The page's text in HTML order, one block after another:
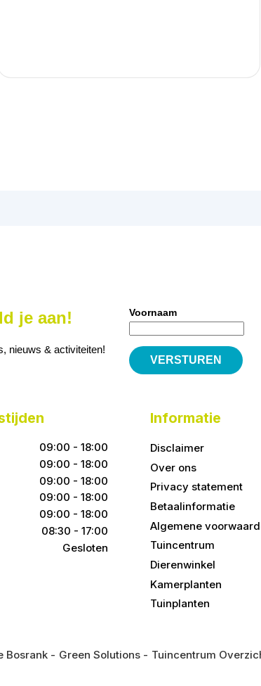
je aan!
nieuws & activiteiten!
Voornaam
09:00 - 18:00
09:00 - 18:00
09:00 - 18:00
09:00 - 18:00
09:00 - 18:00
08:30 - 17:00
Gesloten
Informatie
Disclaimer
Over ons
Privacy statement
Betaalinformatie
Algemene
Tuincentrum
Dierenwinkel
Kamerplanten
Tuinplanten
Bosrank Green Solutions Tuincentrum